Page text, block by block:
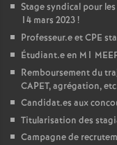
Stage syndical pour
14 mars 2023!
Professeur.e etCPE
Étudiant.e en M1
Remboursement du
CAPET, agrégation,
Candidat.es aux
Titularisation des
Campagne de